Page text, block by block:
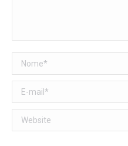
Nome *
E-mail *
Website